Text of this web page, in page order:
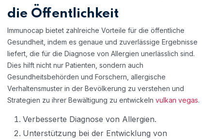
die Öffentlichkeit
Immunocap bietet zahlreiche Vorteile für die öffentliche
Gesundheit, indem es genaue und zuverlässige Ergebnisse
liefert, die für die Diagnose von Allergien unerlässlich sind.
Dies hilft nicht nur Patienten, sondern auch
Gesundheitsbehörden und Forschern, allergische
Verhaltensmuster in der Bevölkerung zu verstehen und
Strategien zu ihrer Bewältigung zu entwickeln vulkan vegas.
Verbesserte Diagnose von Allergien.
Unterstützung bei der Entwicklung von